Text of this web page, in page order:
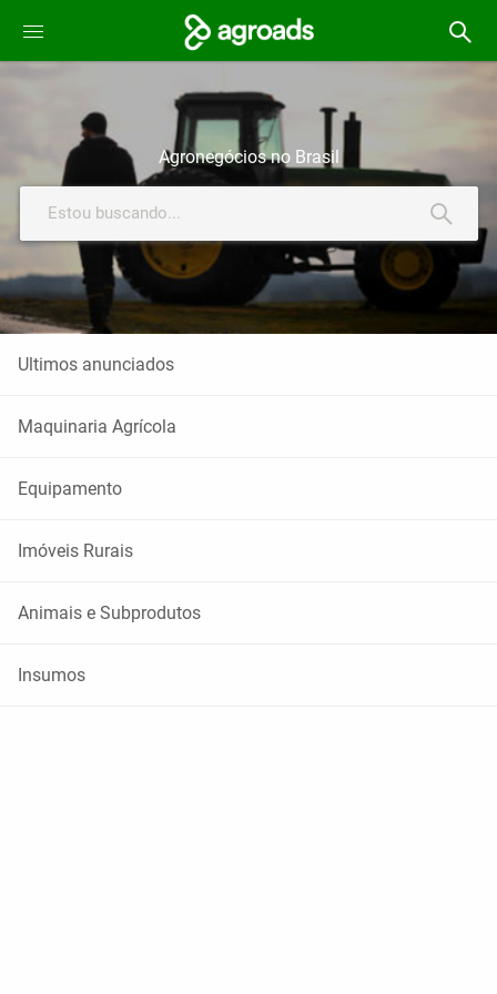
Agronegócios no Brasil
Estou buscando...
Ultimos anunciados
Maquinaria Agrícola
Equipamento
Imóveis Rurais
Animais e Subprodutos
Insumos